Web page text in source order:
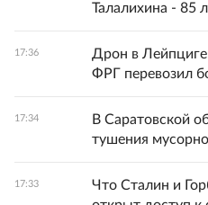
Талалихина - 85
17:36
Дрон в
ФРГ перевозил
17:34
В Саратовской
тушения
17:33
Что Сталин и